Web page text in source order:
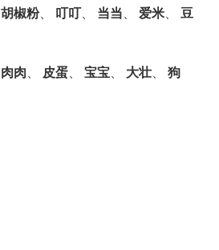
胡椒粉、 叮叮、 当当、 爱米、 豆
肉肉、 皮蛋、 宝宝、 大壮、 狗